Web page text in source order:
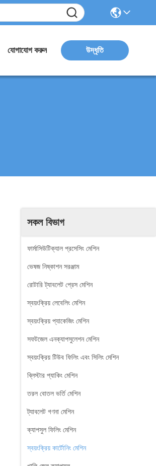
যোগাযোগ করুন উদ্ধৃতি
সকল বিভাগ
ফার্মাসিউটিক্যাল প্রসেসিং মেশিন
ভেষজ নিষ্কাশন সরঞ্জাম
রোটারি ট্যাবলেট প্রেস মেশিন
স্বয়ংক্রিয় লেবেলিং মেশিন
স্বয়ংক্রিয় প্যাকেজিং মেশিন
সফটজেল এনক্যাপসুলেশন মেশিন
স্বয়ংক্রিয় টিউব ফিলিং এবং সিলিং মেশিন
ব্লিস্টার প্যাকিং মেশিন
তরল বোতল ভর্তি মেশিন
ট্যাবলেট গণনা মেশিন
ক্যাপসুল ফিলিং মেশিন
স্বয়ংক্রিয় কার্টোনিং মেশিন